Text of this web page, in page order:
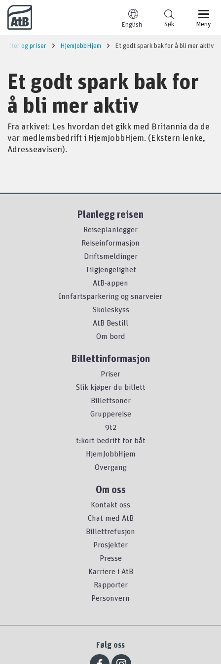
Til innhold
English Meny
Søk
og priser HjemJobbHjem Et godt spark bak for å bli mer aktiv
Et godt spark bak for
å bli mer aktiv
Fra arkivet: Les hvordan det gikk med Britannia da de
var medlemsbedrift i HjemJobbHjem. (Ekstern lenke,
Adresseavisen).
Planlegg reisen
Reiseplanlegger
Reiseinformasjon
Driftsmeldinger
Tilgjengelighet
AtB-appen
Innfartsparkering og snarveier
Skoleskyss
AtB Bestill
Om bord
Billettinformasjon
Priser
Slik kjøper du billett
Billettsoner
Gruppereise
9t2
t:kort bedrift for båt
HjemJobbHjem
Overgang
Om oss
Kontakt oss
Chat med AtB
Billettrefusjon
Prosjekter
Presse
Karriere i AtB
Rapporter
Personvern
Følg oss